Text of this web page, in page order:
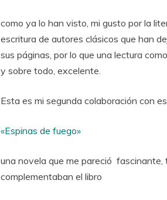
como ya lo han visto, mi gusto por la
escritura de autores clásicos que han
sus páginas, por lo que una lectura
y sobre todo, excelente.
Esta es mi segunda colaboración con
«Espinas de fuego»
una novela que me pareció
complementaban el libro